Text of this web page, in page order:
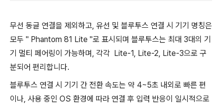
무선 동글 연결을 제외하고, 유선 및 블루투스 연결 시 기기 명칭은
모두 " Phantom 81 Lite "로 표시되며 블루투스는 최대 3대의 기
기 멀티 페어링이 가능하며, 각각 Lite-1, Lite-2, Lite-3으로 구
분되어 편리합니다.
블루투스 연결 시 기기 간 전환 속도는 약 4~5초 내외로 빠른 편
이나, 사용 중인 OS 환경에 따라 연결 후 입력 반응이 일시적으로